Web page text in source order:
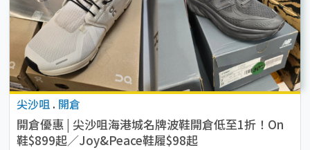
尖沙咀 . 開倉
開倉優惠 | 尖沙咀海港城名牌波鞋開倉低至1折！On
鞋$899起／Joy&Peace鞋履$98起